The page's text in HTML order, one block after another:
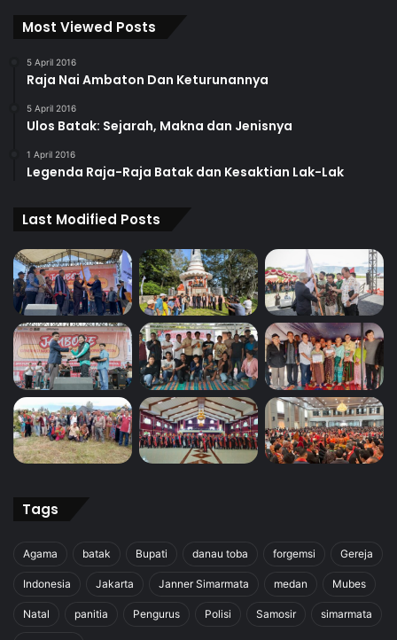
Most Viewed Posts
5 April 2016
Raja Nai Ambaton Dan Keturunannya
5 April 2016
Ulos Batak: Sejarah, Makna dan Jenisnya
1 April 2016
Legenda Raja-Raja Batak dan Kesaktian Lak-Lak
Last Modified Posts
Tags
Agama batak Bupati danau toba forgemsi Gereja
Indonesia Jakarta Janner Simarmata medan Mubes
Natal panitia Pengurus Polisi Samosir simarmata